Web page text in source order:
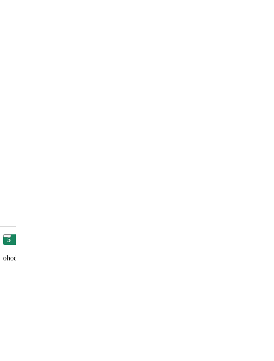
5
ohodnotit delegáta nemohu, žádný v místě nebyl